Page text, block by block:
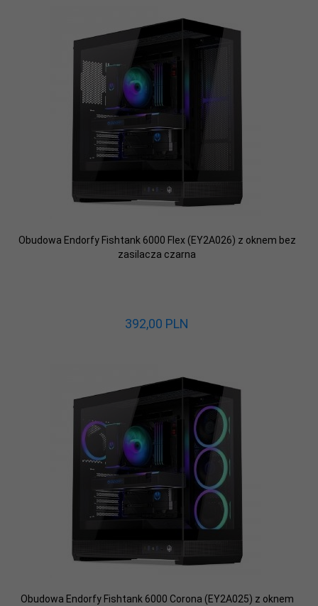
Obudowa Endorfy Fishtank 6000 Flex (EY2A026) z oknem bez
zasilacza czarna
392,00 PLN
Obudowa Endorfy Fishtank 6000 Corona (EY2A025) z oknem